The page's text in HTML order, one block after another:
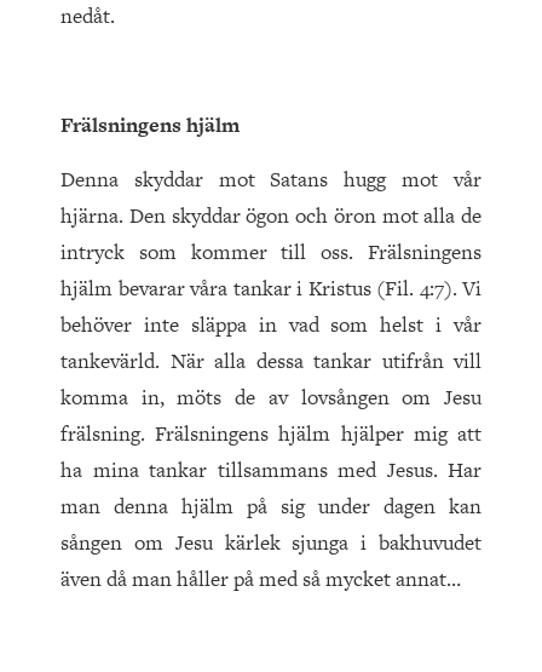
nedåt.
Frälsningens hjälm
Denna skyddar mot Satans hugg mot vår
hjärna. Den skyddar ögon och öron mot alla de
intryck som kommer till oss. Frälsningens
hjälm bevarar våra tankar i Kristus (Fil. 4:7). Vi
behöver inte släppa in vad som helst i vår
tankevärld. När alla dessa tankar utifrån vill
komma in, möts de av lovsången om Jesu
frälsning. Frälsningens hjälm hjälper mig att
ha mina tankar tillsammans med Jesus. Har
man denna hjälm på sig under dagen kan
sången om Jesu kärlek sjunga i bakhuvudet
även då man håller på med så mycket annat…